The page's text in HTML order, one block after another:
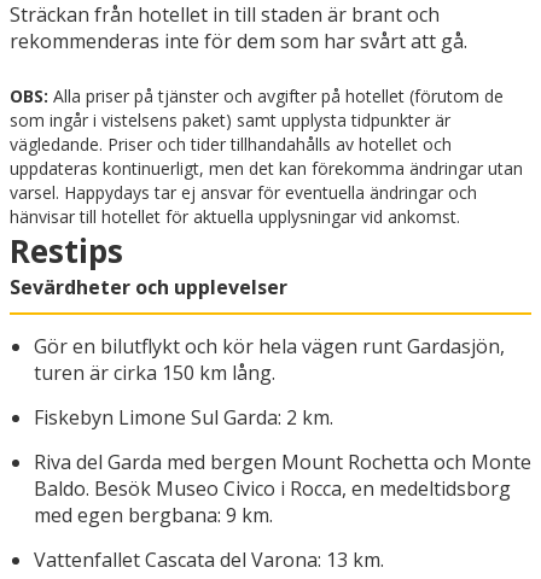
Sträckan från hotellet in till staden är brant och
rekommenderas inte för dem som har svårt att gå.
OBS: Alla priser på tjänster och avgifter på hotellet (förutom de
som ingår i vistelsens paket) samt upplysta tidpunkter är
vägledande. Priser och tider tillhandahålls av hotellet och
uppdateras kontinuerligt, men det kan förekomma ändringar utan
varsel. Happydays tar ej ansvar för eventuella ändringar och
hänvisar till hotellet för aktuella upplysningar vid ankomst.
Restips
Sevärdheter och upplevelser
Gör en bilutflykt och kör hela vägen runt Gardasjön,
turen är cirka 150 km lång.
Fiskebyn Limone Sul Garda: 2 km.
Riva del Garda med bergen Mount Rochetta och Monte
Baldo. Besök Museo Civico i Rocca, en medeltidsborg
med egen bergbana: 9 km.
Vattenfallet Cascata del Varona: 13 km.